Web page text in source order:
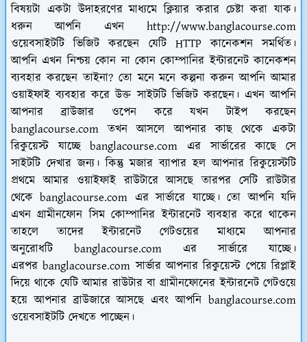
বিষয়টা একটা উদাহরণের মাধ্যমে ক্লিয়ার করার চেষ্টা করা যাক।
ধরুন আপনি এখন http://www.banglacourse.com
ওয়েবসাইটটি ভিজিট করছেন যেটি HTTP কানেকশন সমর্থিত।
আপনি এখন নিশ্চয় কোন না কোন কোম্পানির ইন্টারনেট কানেকশন
ব্যবহার করছেন তাইনা? তো মনে মনে কল্পনা করুন আপনি আমার
ওয়াইফাই ব্যবহার করে উক্ত সাইটটি ভিজিট করছেন। এখন আপনি
আপনার ব্রাউজার ওপেন করে যখন টাইপ করছেন
banglacourse.com তখন আসলে আপনার কাছ থেকে একটা
রিকুয়েস্ট যাচ্ছে banglacourse.com এর সার্ভারের কাছে সে
সাইটটি দেখার জন্য। কিন্তু মজার ব্যাপার হল আপনার রিকুয়েস্টটি
প্রথমে আমার ওয়াইফাই রাউটারে আসছে তারপর সেটি রাউটার
থেকে banglacourse.com এর সার্ভারে যাচ্ছে। তো আপনি যদি
এখন গ্রামীনফোন সিম কোম্পানির ইন্টারনেট ব্যবহার করে থাকেন
তাহলে তাদের ইন্টারনেট গেটওয়ের মাধ্যমে আপনার
অনুরোধটি banglacourse.com এর সার্ভারে যাচ্ছে।
এরপর banglacourse.com সার্ভার আপনার রিকুয়েস্ট পেয়ে রিপ্লাই
দিয়ে থাকে যেটি আমার রাউটার বা গ্রামীনফোনের ইন্টারনেট গেটওয়ে
হয়ে আপনার ব্রাউজারে আসছে এবং আপনি banglacourse.com
ওয়েবসাইটটি দেখতে পাচ্ছেন।